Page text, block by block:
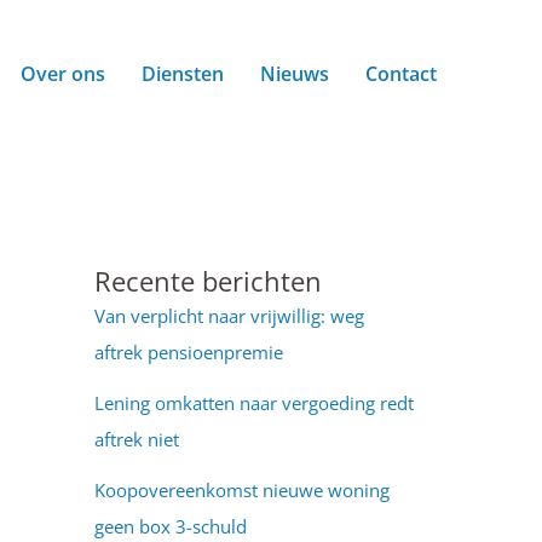
Over ons Diensten Nieuws Contact
Recente berichten
Van verplicht naar vrijwillig: weg
aftrek pensioenpremie
Lening omkatten naar vergoeding redt
aftrek niet
Koopovereenkomst nieuwe woning
geen box 3-schuld